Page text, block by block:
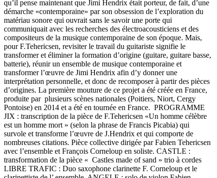
qu’il pense maintenant que Jimi Hendrix était porteur, de fait, d’une
démarche «contemporaine» par son obsession de l’exploration du
matériau sonore qui ouvrait sans le savoir une porte qui
communiquait avec les recherches des électroacousticiens et des
compositeurs de la musique contemporaine de son époque. Mais,
pour F.Tehericsen, revisiter le travail du guitariste signifie le
transformer et éliminer la formation d’origine (guitare, guitare basse,
batterie), réunir un ensemble de musique contemporaine et
transformer l’œuvre de Jimi Hendrix afin d’y donner une
interprétation personnelle, et donc de recomposer à partir des pièces
d’origines. La première mouture de ce projet a été créée en France,
produite par plusieurs scènes nationales (Poitiers, Niort, Cergy
Pontoise) en 2014 et a été en tournée en France. PROGRAMME
JIX : transcription de la pièce de F.Tehericsen «Un homme célèbre
est un homme mort » (selon la phrase de Francis Picabia) qui
survole et transforme l’œuvre de J.Hendrix et qui comporte de
nombreuses citations. Pièce collective dirigée par Fabien Tehericsen
avec l’ensemble et François Corneloup en soliste. CASTLE :
transformation de la pièce « Castles made of sand » trio à cordes
LIBRE TRAFIC : Duo saxophone clarinette F. Corneloup et le